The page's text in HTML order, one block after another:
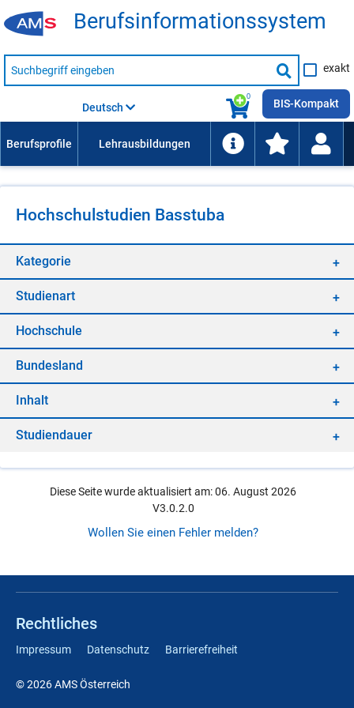
Be­rufs­in­for­ma­ti­ons­sys­tem
Suche
nach
Suche
starten
exakt
0
Deutsch BIS-Kompakt
Hoch­schul­stu­di­en Bas­stu­ba
Ka­te­go­rie
Stu­di­en­art
Hoch­schu­le
Bun­des­land
In­halt
Stu­di­en­dau­er
Diese Seite wurde aktualisiert am: 06. August 2026
V3.0.2.0
Wollen Sie einen Fehler melden?
Rechtliches
Impressum Datenschutz Barrierefreiheit
© 2026 AMS Österreich